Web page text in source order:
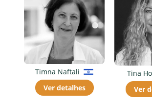
Timna Naftali
Ver detalhes
Tina
Ver